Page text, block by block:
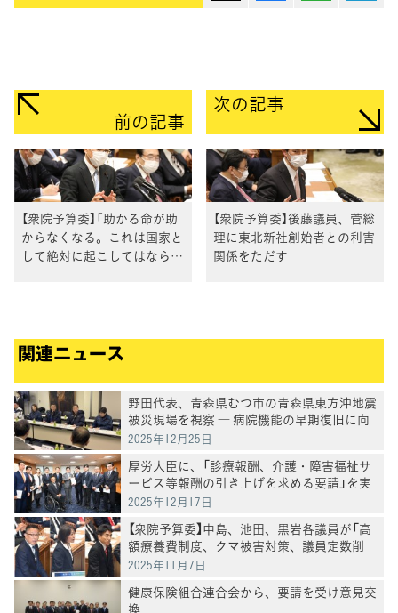
前の記事
【衆院予算委】「助かる命が助
からなくなる。これは国家と
して絶対に起こしてはならな
次の記事
【衆院予算委】後藤議員、菅総
理に東北新社創始者との利害
関係をただす
関連ニュース
野田代表、青森県むつ市の青森県東方沖地震
被災現場を視察 ― 病院機能の早期復旧に向
け国へ後押し ―
2025年12月25日
厚労大臣に、「診療報酬、介護・障害福祉サ
ービス等報酬の引き上げを求める要請」を実
施
2025年12月17日
【衆院予算委】中島、池田、黒岩各議員が「高
額療養費制度、クマ被害対策、議員定数削
減」などを質問
2025年11月7日
健康保険組合連合会から、要請を受け意見交
換